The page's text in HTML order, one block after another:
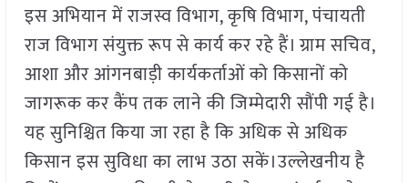
इस अभियान में राजस्व विभाग, कृषि विभाग, पंचायती
राज विभाग संयुक्त रूप से कार्य कर रहे हैं। ग्राम सचिव,
आशा और आंगनबाड़ी कार्यकर्ताओं को किसानों को
जागरूक कर कैंप तक लाने की जिम्मेदारी सौंपी गई है।
यह सुनिश्चित किया जा रहा है कि अधिक से अधिक
किसान इस सुविधा का लाभ उठा सकें।उल्लेखनीय है